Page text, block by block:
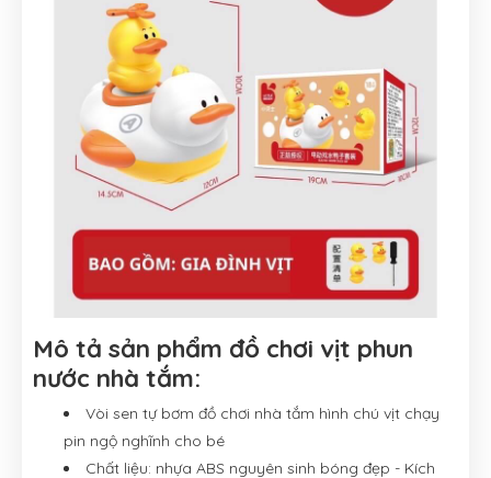
Mô tả sản phẩm đồ chơi vịt phun
nước nhà tắm:
Vòi sen tự bơm đồ chơi nhà tắm hình chú vịt chạy
pin ngộ nghĩnh cho bé
Chất liệu: nhựa ABS nguyên sinh bóng đẹp - Kích